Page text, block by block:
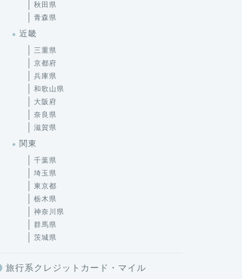
秋田県
青森県
近畿
三重県
京都府
兵庫県
和歌山県
大阪府
奈良県
滋賀県
関東
千葉県
埼玉県
東京都
栃木県
神奈川県
群馬県
茨城県
旅行系クレジットカード・マイル